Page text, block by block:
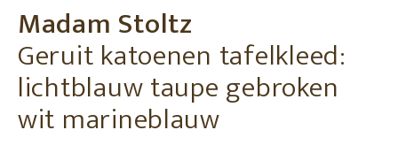
Madam Stoltz
Geruit katoenen tafelkleed:
lichtblauw taupe gebroken
wit marineblauw